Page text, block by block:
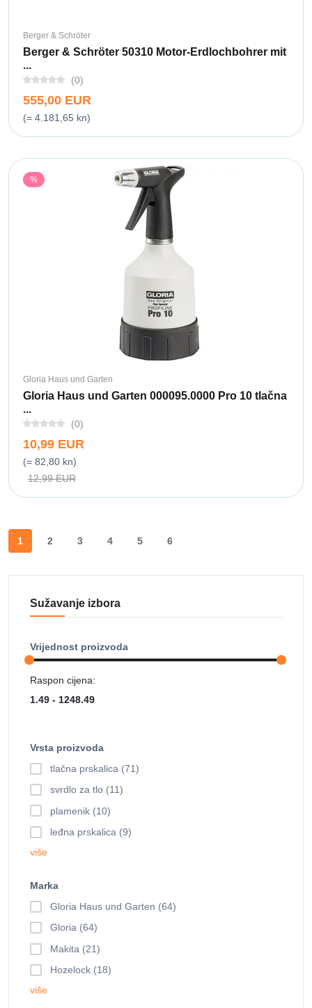
Berger & Schröter
Berger & Schröter 50310 Motor-Erdlochbohrer mit
...
(0)
555,00 EUR
(= 4.181,65 kn)
%
Gloria Haus und Garten
Gloria Haus und Garten 000095.0000 Pro 10 tlačna
...
(0)
10,99 EUR
(= 82,80 kn)
12,99 EUR
1 2 3 4 5 6
Sužavanje izbora
Vrijednost proizvoda
Raspon cijena:
Vrsta proizvoda
tlačna prskalica (71)
svrdlo za tlo (11)
plamenik (10)
leđna prskalica (9)
više
Marka
Gloria Haus und Garten (64)
Gloria (64)
Makita (21)
Hozelock (18)
više